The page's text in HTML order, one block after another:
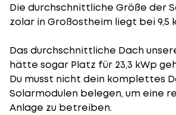
Die durchschnittliche Größe der
zolar in Großostheim liegt bei 9,5
Das durchschnittliche Dach
hätte sogar Platz für 23,3 kWp
Du musst nicht dein komplettes
Solarmodulen belegen, um eine
Anlage zu betreiben.